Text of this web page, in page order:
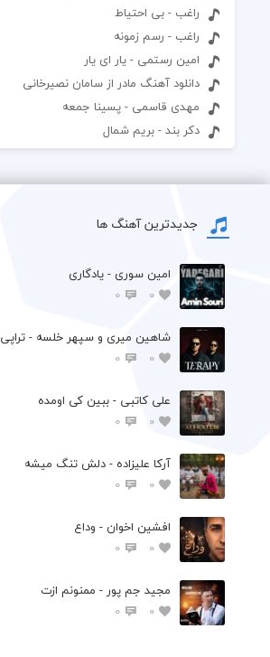
راغب - بی احتیاط
راغب - رسم زمونه
امین رستمی - یار ای یار
دانلود آهنگ مادر از سامان نصیرخانی
مهدی قاسمی - پسینا جمعه
دکر بند - بریم شمال
جدیدترین آهنگ ها
امین سوری - یادگاری
0
0
شاهین میری و سپهر خلسه - تراپی
0
0
علی کاتبی - ببین کی اومده
0
0
آرکا علیزاده - دلش تنگ میشه
0
0
افشين اخوان - وداع
0
0
مجید جم پور - ممنونم ازت
0
0